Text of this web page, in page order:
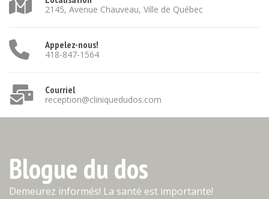
2145, Avenue Chauveau, Ville de Québec
Appelez-nous!
418-847-1564
Courriel
reception@cliniquedudos.com
Blogue du dos
Demeurez informés! La santé est importante!